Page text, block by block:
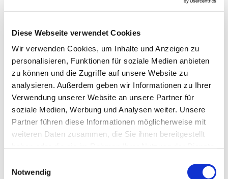
Diese Webseite verwendet Cookies
Wir verwenden Cookies, um Inhalte und Anzeigen zu
personalisieren, Funktionen für soziale Medien anbieten
zu können und die Zugriffe auf unsere Website zu
analysieren. Außerdem geben wir Informationen zu Ihrer
Verwendung unserer Website an unsere Partner für
soziale Medien, Werbung und Analysen weiter. Unsere
Partner führen diese Informationen möglicherweise mit
weiteren Daten zusammen, die Sie ihnen bereitgestellt
Notwendig